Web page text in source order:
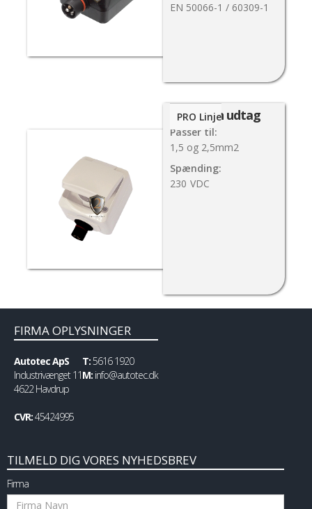
EN 50066-1 / 60309-1
PlugIn udtag
Passer til:
1,5 og 2,5mm2
Spænding:
230 VDC
PRO Linje
FIRMA OPLYSNINGER
Autotec ApS
Industrivænget 11
4622 Havdrup
CVR:45424995
T:5616 1920
M: info@autotec.dk
TILMELD DIG VORES NYHEDSBREV
Firma